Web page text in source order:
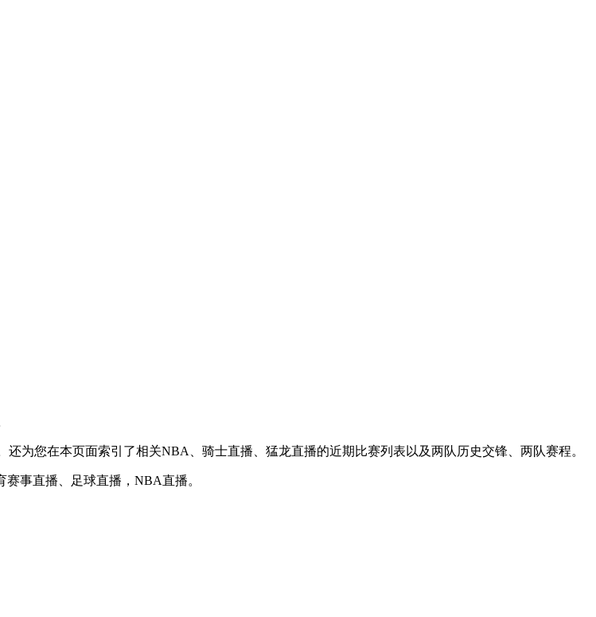
为您在本页面索引了相关NBA、骑士直播、猛龙直播的近期比赛列表以及两队历史交锋、两队赛程。
事直播、足球直播，NBA直播。